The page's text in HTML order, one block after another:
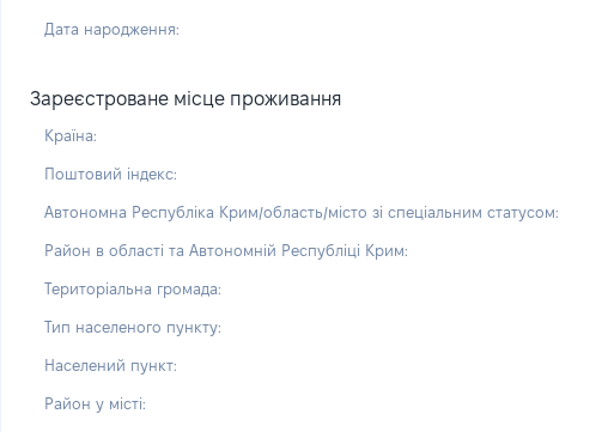
Дата народження:
Зареєстроване місце проживання
Країна:
Поштовий індекс:
Автономна Республіка Крим/область/місто зі спеціальним статусом:
Район в області та Автономній Республіці Крим:
Територіальна громада:
Тип населеного пункту:
Населений пункт:
Район у місті: